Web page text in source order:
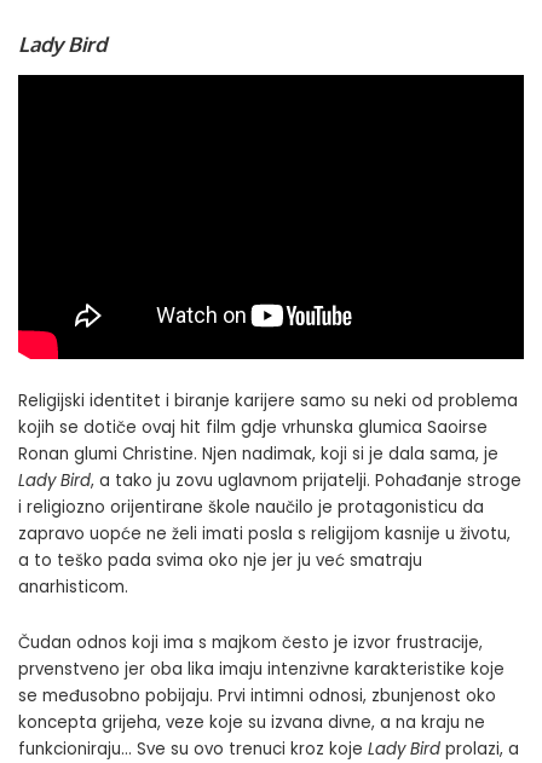
Lady Bird
Religijski identitet i biranje karijere samo su neki od problema
kojih se dotiče ovaj hit film gdje vrhunska glumica Saoirse
Ronan glumi Christine. Njen nadimak, koji si je dala sama, je
Lady Bird, a tako ju zovu uglavnom prijatelji. Pohađanje stroge
i religiozno orijentirane škole naučilo je protagonisticu da
zapravo uopće ne želi imati posla s religijom kasnije u životu,
a to teško pada svima oko nje jer ju već smatraju
anarhisticom.
Čudan odnos koji ima s majkom često je izvor frustracije,
prvenstveno jer oba lika imaju intenzivne karakteristike koje
se međusobno pobijaju. Prvi intimni odnosi, zbunjenost oko
koncepta grijeha, veze koje su izvana divne, a na kraju ne
funkcioniraju… Sve su ovo trenuci kroz koje Lady Bird prolazi, a